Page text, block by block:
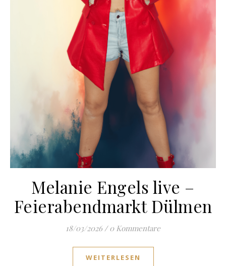
Melanie Engels live –
Feierabendmarkt Dülmen
18/03/2026 / 0 Kommentare
WEITERLESEN